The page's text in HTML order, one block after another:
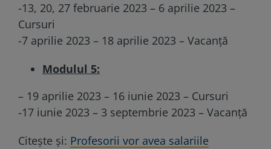
-13, 20, 27 februarie 2023 – 6 aprilie 2023 –
Cursuri
-7 aprilie 2023 – 18 aprilie 2023 – Vacanță
Modulul 5:
– 19 aprilie 2023 – 16 iunie 2023 – Cursuri
-17 iunie 2023 – 3 septembrie 2023 – Vacanță
Citește și: Profesorii vor avea salariile